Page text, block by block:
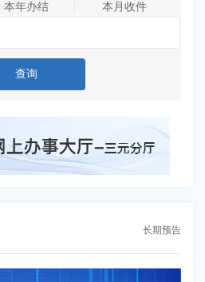
本年办结
本月收件
查询
长期预告